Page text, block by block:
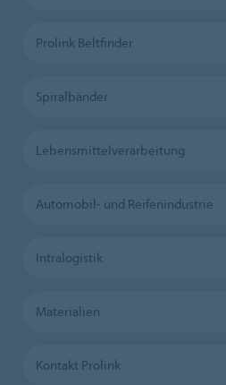
Prolink Beltfinder
Spiralbänder
Lebensmittelverarbeitung
Automobil- und Reifenindustrie
Intralogistik
Materialien
Kontakt Prolink